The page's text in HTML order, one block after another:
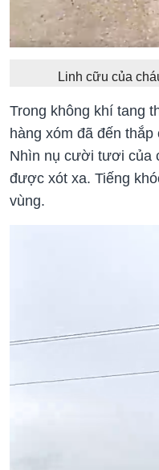
Linh cữu của
Trong không khí tang
hàng xóm đã đến
Nhìn nụ cười tươi của
được xót xa. Tiếng
vùng.